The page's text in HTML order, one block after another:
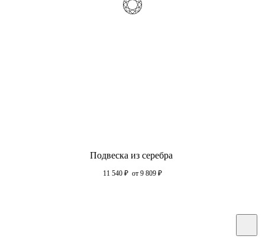
Подвеска из серебра
11 540 ₽ от 9 809 ₽